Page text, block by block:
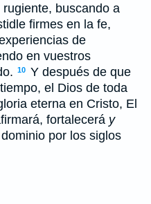
buscando a
firmes en la fe,
de
en vuestros
10 Y después de que
el Dios de toda
eterna en Cristo, El
fortalecerá y
por los siglos